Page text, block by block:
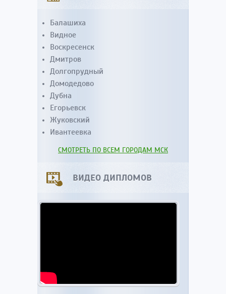
Балашиха
Видное
Воскресенск
Дмитров
Долгопрудный
Домодедово
Дубна
Егорьевск
Жуковский
Ивантеевка
СМОТРЕТЬ ПО ВСЕМ ГОРОДАМ МСК
ВИДЕО ДИПЛОМОВ